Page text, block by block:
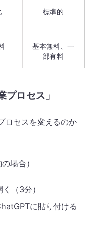
標準的
基本無料、一
部有料
ロセス」
ロセスを変えるのか
場合）
（3分）
に貼り付ける